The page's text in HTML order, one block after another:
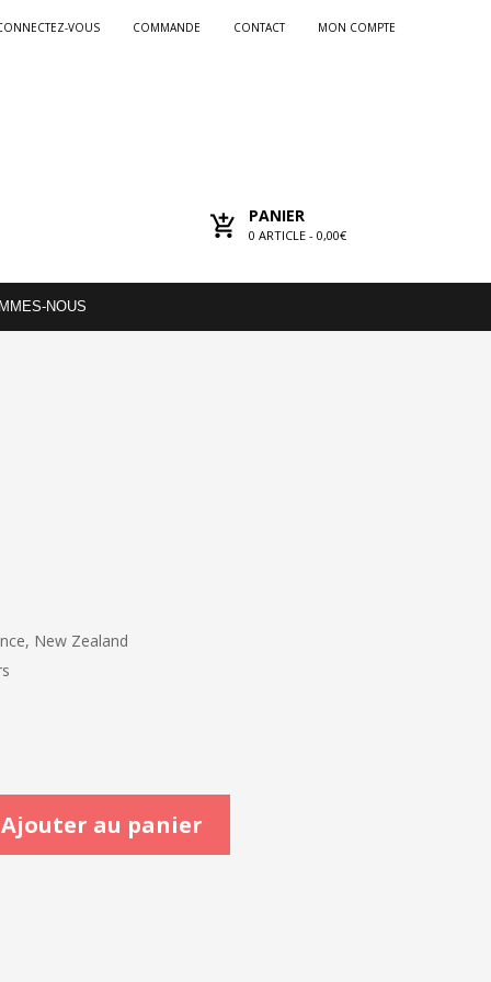
MON COMPTE
CONTACT
COMMANDE
VOUS
PANIER
0 ARTICLE - 0,00€
NOUS
New Zealand
Ajouter au panier